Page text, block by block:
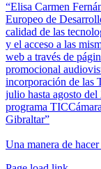
“Elisa Carmen
Europeo de
calidad de las
y el acceso a las
web a través de
promocional
incorporación de las
julio hasta agosto
programa
Gibraltar”
Una manera de